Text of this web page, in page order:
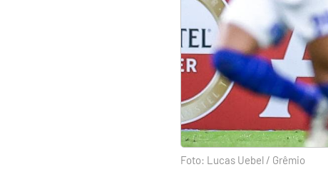
Foto: Lucas Uebel / Grêmio